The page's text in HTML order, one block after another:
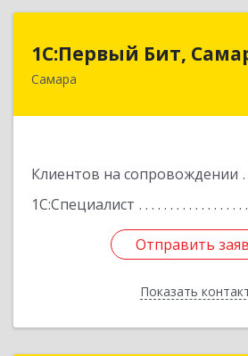
1С:Первый Бит,
Самара
Клиентов на сопровождении
1С:Специалист
Отправить
Показать
1С:Первый
443013, Самарская обл,
Отправить
Назад